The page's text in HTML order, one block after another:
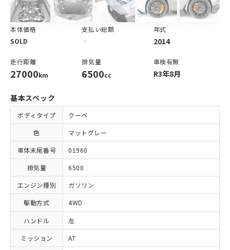
本体価格
SOLD
支払い総額
‐
年式
2014
走行距離
27000km
排気量
6500cc
車検有無
R3年8月
基本スペック
ボディタイプ
クーペ
色
マットグレー
車体末尾番号
01960
排気量
6500
エンジン種別
ガソリン
駆動方式
4WD
ハンドル
左
ミッション
AT